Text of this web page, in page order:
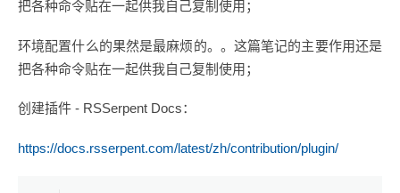
把各种命令贴在一起供我自己复制使用；
环境配置什么的果然是最麻烦的。。这篇笔记的主要作用还是
把各种命令贴在一起供我自己复制使用；
创建插件 - RSSerpent Docs：
https://docs.rsserpent.com/latest/zh/contribution/plugin/